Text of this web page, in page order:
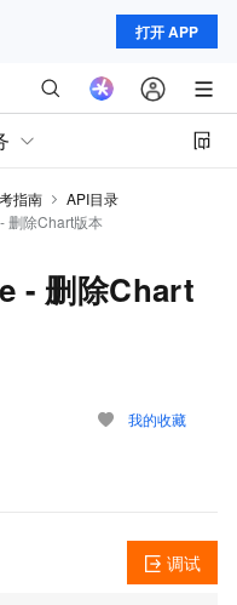
打开 APP
指南
API目录
删除Chart版本
- 删除Chart
我的收藏
调试